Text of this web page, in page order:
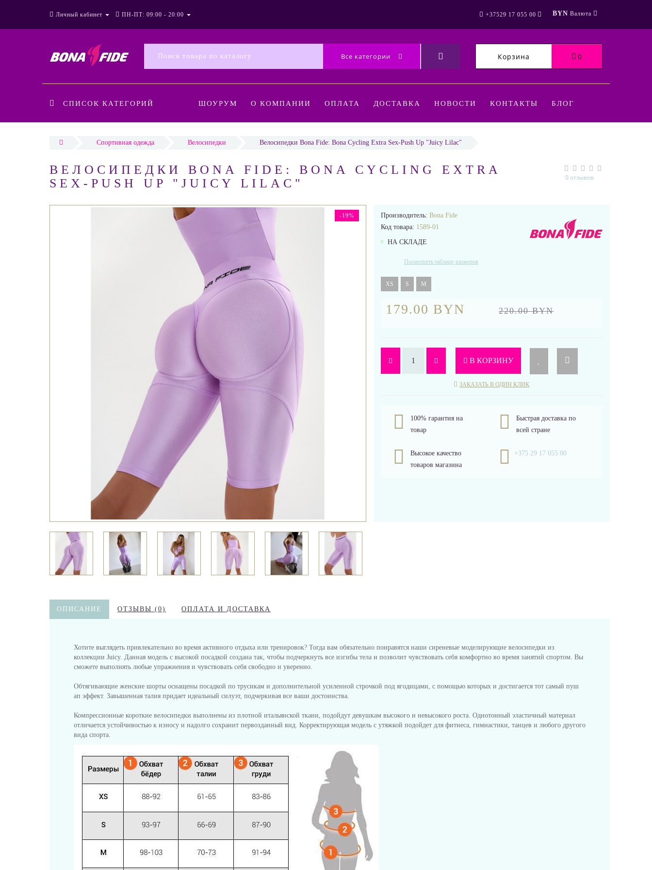
Личный кабинет ПН-ПТ: 09:00 - 20:00 +37529 17 055 00 BYN Валюта
Все категории Корзина 0
СПИСОК КАТЕГОРИЙ ШОУРУМ О КОМПАНИИ ОПЛАТА ДОСТАВКА НОВОСТИ КОНТАКТЫ БЛОГ
Спортивная одежда Велосипедки Велосипедки Bona Fide: Bona Cycling Extra Sex-Push Up "Juicy Lilac"
ВЕЛОСИПЕДКИ BONA FIDE: BONA CYCLING EXTRA
SEX-PUSH UP "JUICY LILAC"
0 отзывов
-19% Производитель: Bona Fide
Код товара: 1589-01
НА СКЛАДЕ
Посмотреть таблицу размеров
XS S M
179.00 BYN 220.00 BYN
В КОРЗИНУ
ЗАКАЗАТЬ В ОДИН КЛИК
100% гарантия на
товар
Быстрая доставка по
всей стране
Высокое качество
товаров магазина
+375 29 17 055 00
ОПИСАНИЕ ОТЗЫВЫ (0) ОПЛАТА И ДОСТАВКА
Хотите выглядеть привлекательно во время активного отдыха или тренировок? Тогда вам обязательно понравятся наши сиреневые моделирующие велосипедки из
коллекции Juicy. Данная модель с высокой посадкой создана так, чтобы подчеркнуть все изгибы тела и позволит чувствовать себя комфортно во время занятий спортом. Вы
сможете выполнять любые упражнения и чувствовать себя свободно и уверенно.
Обтягивающие женские шорты оснащены посадкой по трусикам и дополнительной усиленной строчкой под ягодицами, с помощью которых и достигается тот самый пуш
ап эффект. Завышенная талия придает идеальный силуэт, подчеркивая все ваши достоинства.
Компрессионные короткие велосипедки выполнены из плотной итальянской ткани, подойдут девушкам высокого и невысокого роста. Однотонный эластичный материал
отличается устойчивостью к износу и надолго сохранит первозданный вид. Корректирующая модель с утяжкой подойдет для фитнеса, гимнастики, танцев и любого другого
вида спорта.